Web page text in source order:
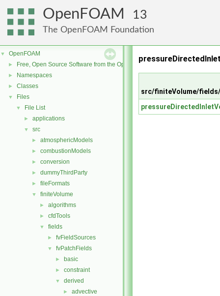
OpenFOAM 13
The OpenFOAM Foundation
▼ OpenFOAM
► Free, Open Source Software from the OpenFOAM Foundation
► Namespaces
► Classes
▼ Files
▼ File List
► applications
▼ src
► atmosphericModels
► combustionModels
► conversion
► dummyThirdParty
► fileFormats
▼ finiteVolume
► algorithms
► cfdTools
▼ fields
► fvFieldSources
▼ fvPatchFields
► basic
► constraint
▼ derived
► advective
src/finiteVolume/